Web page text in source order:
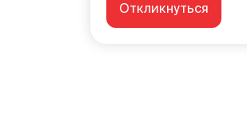
Откликнуться